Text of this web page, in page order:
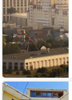
Отель
Пятница